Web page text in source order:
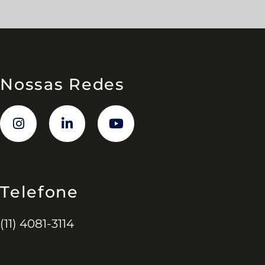
Nossas Redes
Telefone
(11) 4081-3114